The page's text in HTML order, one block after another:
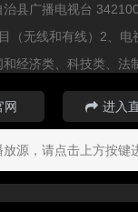
治县广播电视台
（无线和有线）2、
经济类、科技类、法
网 进入
放源，请点击上方按键